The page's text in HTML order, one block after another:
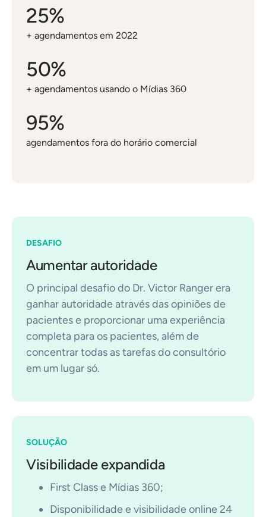
25%
+ agendamentos em 2022
50%
+ agendamentos usando o Mídias 360
95%
agendamentos fora do horário comercial
DESAFIO
Aumentar autoridade
O principal desafio do Dr. Victor Ranger era
ganhar autoridade através das opiniões de
pacientes e proporcionar uma experiência
completa para os pacientes, além de
concentrar todas as tarefas do consultório
em um lugar só.
SOLUÇÃO
Visibilidade expandida
First Class e Mídias 360;
Disponibilidade e visibilidade online 24